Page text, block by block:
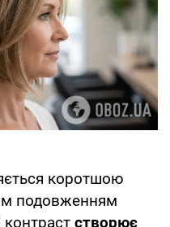
коротшою
подовженням
створює